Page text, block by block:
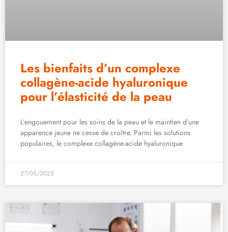
Les bienfaits d’un complexe
collagène-acide hyaluronique
pour l’élasticité de la peau
L’engouement pour les soins de la peau et le maintien d’une
apparence jeune ne cesse de croître. Parmi les solutions
populaires, le complexe collagène-acide hyaluronique
27/05/2025